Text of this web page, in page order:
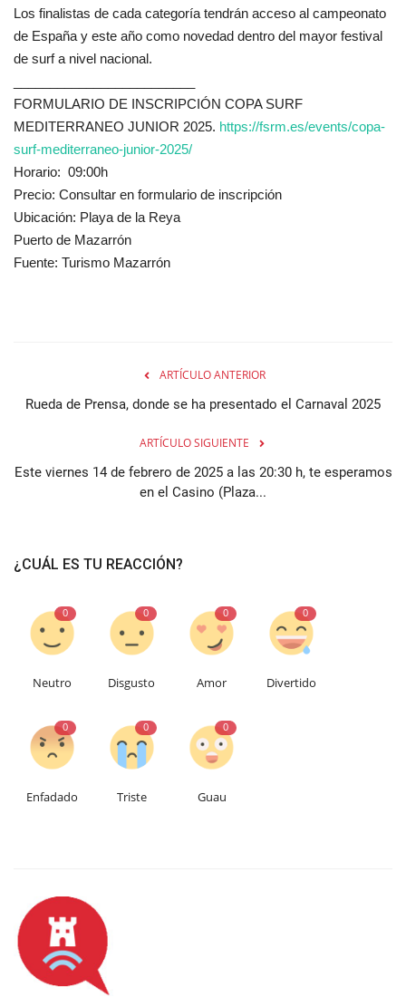
Los finalistas de cada categoría tendrán acceso al campeonato
de España y este año como novedad dentro del mayor festival
de surf a nivel nacional.
FORMULARIO DE INSCRIPCIÓN COPA SURF
MEDITERRANEO JUNIOR 2025. https://fsrm.es/events/copa-
surf-mediterraneo-junior-2025/
Horario: 09:00h
Precio: Consultar en formulario de inscripción
Ubicación: Playa de la Reya
Puerto de Mazarrón
Fuente: Turismo Mazarrón
ARTÍCULO ANTERIOR
Rueda de Prensa, donde se ha presentado el Carnaval 2025
ARTÍCULO SIGUIENTE
Este viernes 14 de febrero de 2025 a las 20:30 h, te esperamos
en el Casino (Plaza...
¿CUÁL ES TU REACCIÓN?
0
Neutro
0
Disgusto
0
Amor
0
Divertido
0
Enfadado
0
Triste
0
Guau